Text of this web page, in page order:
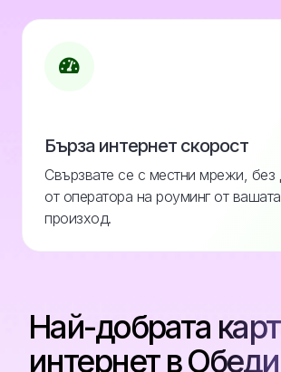
Бърза интернет скорост
Свързвате се с местни мрежи, без
от оператора на роуминг от
произход.
Най-добрата
интернет в